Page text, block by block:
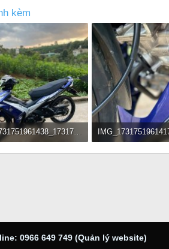
kèm
IMG_1731751961438_1731752721790.jpg
· Đọc: 2,862 175.2 KB · Đọc: 208
0966 649 749 (Quản lý website)